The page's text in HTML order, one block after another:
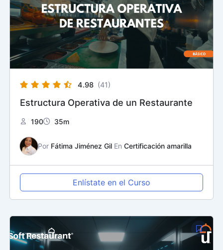
4.98 (41)
Estructura Operativa de un Restaurante
190 35m
Por Fátima Jiménez GilEn Certificación amarilla
Enlístate en el Curso